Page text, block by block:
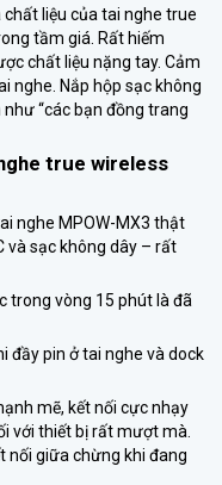
liệu của tai nghe true
tầm giá. Rất hiếm
chất liệu nặng tay. Cảm
nghe. Nắp hộp sạc không
“các bạn đồng trang
true wireless
nghe MPOW-MX3 thật
và sạc không dây – rất
trong vòng 15 phút là đã
đầy pin ở tai nghe và dock
mẽ, kết nối cực nhạy
với thiết bị rất mượt mà.
nối giữa chừng khi đang